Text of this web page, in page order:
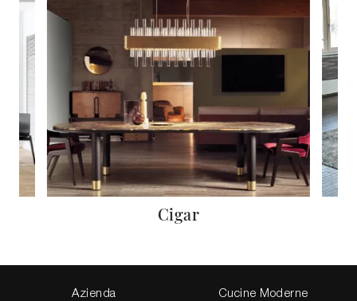
Cigar
Azienda
Cucine Moderne